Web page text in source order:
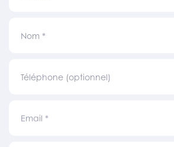
Nom *
Téléphone (optionnel)
Email *